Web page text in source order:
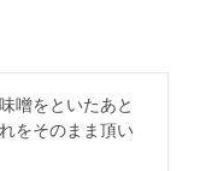
噌をといたあと
をそのまま頂い